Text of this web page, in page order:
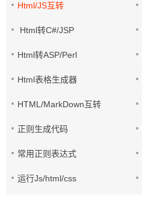
Html/JS互转
Html转C#/JSP
Html转ASP/Perl
Html表格生成器
HTML/MarkDown互转
正则生成代码
常用正则表达式
运行Js/html/css